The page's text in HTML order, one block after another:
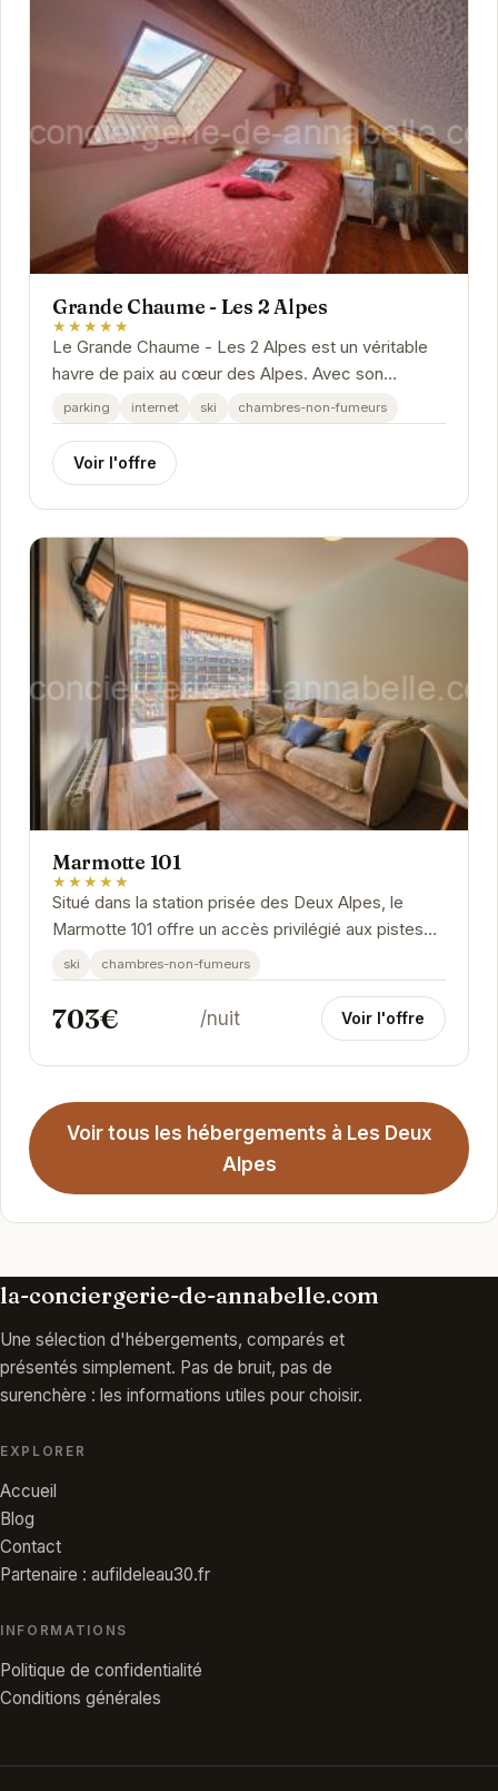
Grande Chaume - Les 2 Alpes
★★★★★
Le Grande Chaume - Les 2 Alpes est un véritable
havre de paix au cœur des Alpes. Avec son
emplacement privilégié, il offre un accès direct
aux...
parking internet ski chambres-non-fumeurs
Voir l'offre
Marmotte 101
★★★★★
Situé dans la station prisée des Deux Alpes, le
Marmotte 101 offre un accès privilégié aux pistes
de ski. Apprécié pour son emplacement idéal...
ski chambres-non-fumeurs
703€ /nuit Voir l'offre
Voir tous les hébergements à Les Deux
Alpes
la-conciergerie-de-annabelle.com
Une sélection d'hébergements, comparés et
présentés simplement. Pas de bruit, pas de
surenchère : les informations utiles pour choisir.
EXPLORER
Accueil
Blog
Contact
Partenaire : aufildeleau30.fr
INFORMATIONS
Politique de confidentialité
Conditions générales